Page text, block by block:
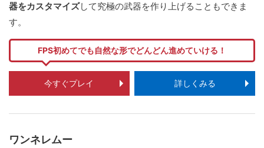
器をカスタマイズして究極の武器を作り上げることもできま
す。
FPS初めてでも自然な形でどんどん進めていける！
今すぐプレイ 詳しくみる
ワンネレムー